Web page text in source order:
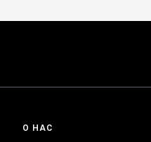
О НАС